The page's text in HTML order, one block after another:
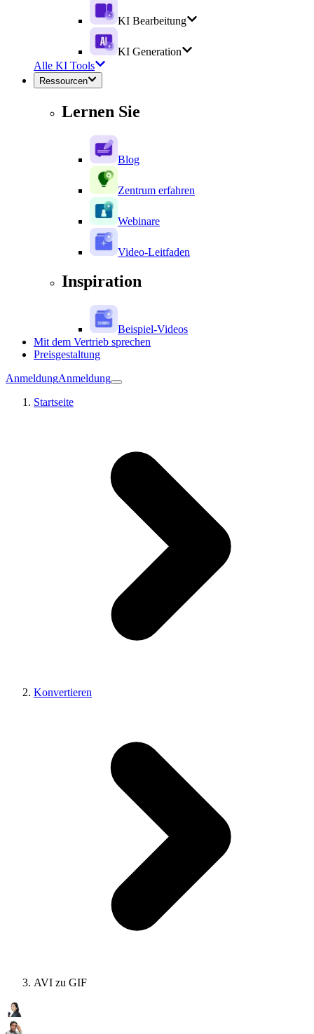
KI Bearbeitung
KI Generation
Alle KI Tools
Ressourcen
Lernen Sie
Blog
Zentrum erfahren
Webinare
Video-Leitfaden
Inspiration
Beispiel-Videos
Mit dem Vertrieb sprechen
Preisgestaltung
AnmeldungAnmeldung
Startseite
Konvertieren
AVI zu GIF